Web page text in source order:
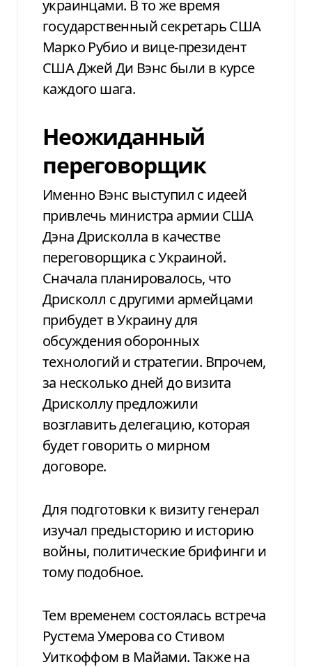
украинцами. В то же время
государственный секретарь США
Марко Рубио и вице-президент
США Джей Ди Вэнс были в курсе
каждого шага.
Неожиданный
переговорщик
Именно Вэнс выступил с идеей
привлечь министра армии США
Дэна Дрисколла в качестве
переговорщика с Украиной.
Сначала планировалось, что
Дрисколл с другими армейцами
прибудет в Украину для
обсуждения оборонных
технологий и стратегии. Впрочем,
за несколько дней до визита
Дрисколлу предложили
возглавить делегацию, которая
будет говорить о мирном
договоре.
Для подготовки к визиту генерал
изучал предысторию и историю
войны, политические брифинги и
тому подобное.
Тем временем состоялась встреча
Рустема Умерова со Стивом
Уиткоффом в Майами. Также на